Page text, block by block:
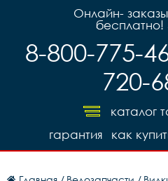
Онлайн-
бесплатно!
8-800-775-
720-
каталог
как
гарантия